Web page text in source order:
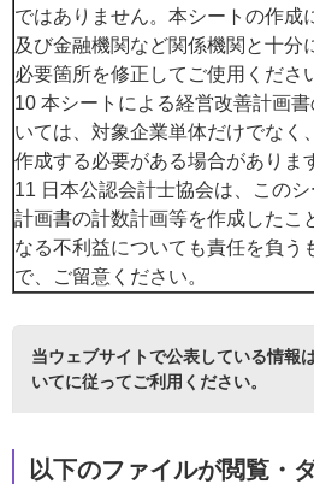
ではありません。本シートの作成
及び金融機関など関係機関と十分
必要箇所を修正してご使用くださ
10 本シートによる経営改善計画
いては、対象企業単体だけでなく
作成する必要がある場合がありま
11 日本公認会計士協会は、この
計画書の計数計画等を作成したこ
なる不利益についても責任を負う
で、ご留意ください。
当ウェブサイトで公表している情報は
いてに従ってご利用ください。
以下のファイルが閲覧・